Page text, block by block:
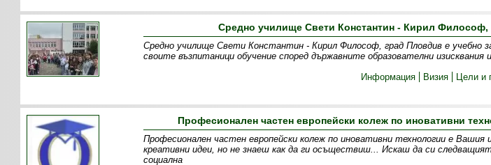
Средно училище Свети Константин - Кирил
Средно училище Свети Константин - Кирил Философ, град Пловдив е учебно
своите възпитаници обучение според държавните образователни
Информация
Визия Цели и
Професионален частен европейски колеж по иновативни
Професионален частен европейски колеж по иновативни технологии е Вашия
креативни идеи, но не знаеш как да ги осъществиш... Искаш да си
социална